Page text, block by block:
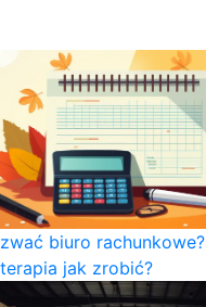
biuro rachunkowe?
jak zrobić?